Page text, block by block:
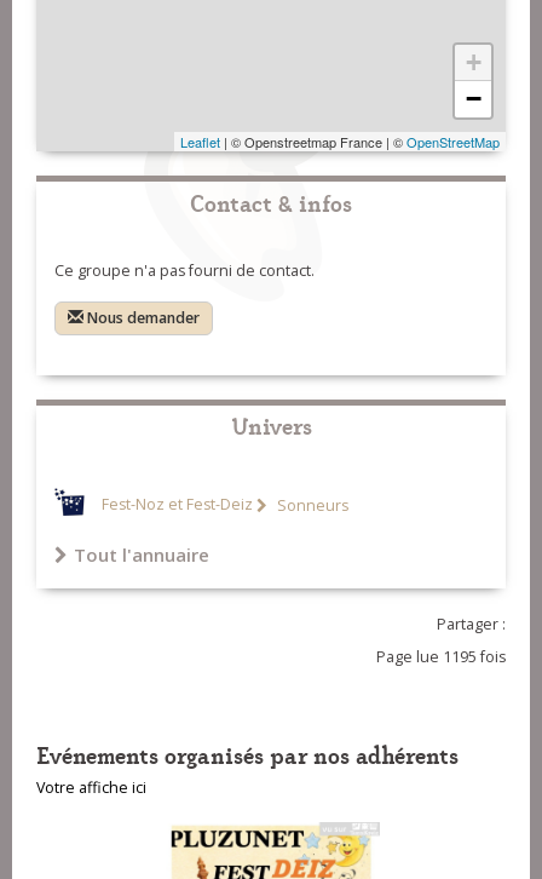
+
−
Leaflet | © Openstreetmap France | ©OpenStreetMap
Contact & infos
Ce groupe n'a pas fourni de contact.
Nous demander
Univers
Fest-Noz et Fest-Deiz Sonneurs
Tout l'annuaire
Partager :
Page lue 1195 fois
Evénements organisés par nos adhérents
Votre affiche ici